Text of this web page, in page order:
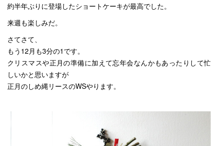
約半年ぶりに登場したショートケーキが最高でした。
来週も楽しみだ。
さてさて、
もう12月も3分の1です。
クリスマスや正月の準備に加えて忘年会なんかもあったりして忙
しいかと思いますが
正月のしめ縄リースのWSやります。